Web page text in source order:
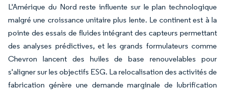
L'Amérique du Nord reste influente sur le plan technologique
malgré une croissance unitaire plus lente. Le continent est à la
pointe des essais de fluides intégrant des capteurs permettant
des analyses prédictives, et les grands formulateurs comme
Chevron lancent des huiles de base renouvelables pour
s'aligner sur les objectifs ESG. La relocalisation des activités de
fabrication génère une demande marginale de lubrification